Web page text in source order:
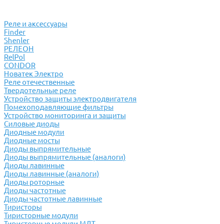
Реле и аксессуары
Finder
Shenler
РЕЛЕОН
RelPol
CONDOR
Новатек Электро
Реле отечественные
Твердотельные реле
Устройство защиты электродвигателя
Помехоподавляющие фильтры
Устройство мониторинга и защиты
Силовые диоды
Диодные модули
Диодные мосты
Диоды выпрямительные
Диоды выпрямительные (аналоги)
Диоды лавинные
Диоды лавинные (аналоги)
Диоды роторные
Диоды частотные
Диоды частотные лавинные
Тиристоры
Тиристорные модули